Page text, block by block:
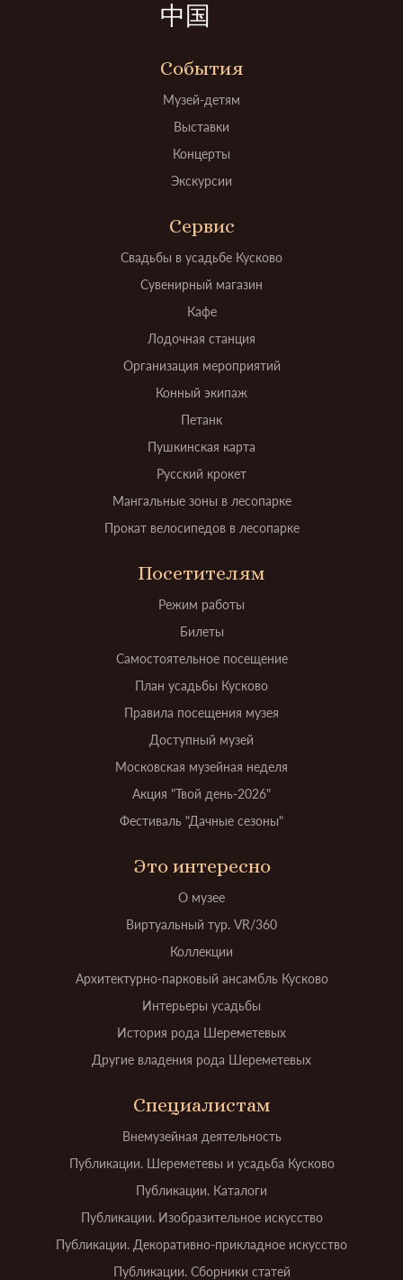
中国
События
Музей-детям
Выставки
Концерты
Экскурсии
Сервис
Свадьбы в усадьбе Кусково
Сувенирный магазин
Кафе
Лодочная станция
Организация мероприятий
Конный экипаж
Петанк
Пушкинская карта
Русский крокет
Мангальные зоны в лесопарке
Прокат велосипедов в лесопарке
Посетителям
Режим работы
Билеты
Самостоятельное посещение
План усадьбы Кусково
Правила посещения музея
Доступный музей
Московская музейная неделя
Акция "Твой день-2026"
Фестиваль "Дачные сезоны"
Это интересно
О музее
Виртуальный тур. VR/360
Коллекции
Архитектурно-парковый ансамбль Кусково
Интерьеры усадьбы
История рода Шереметевых
Другие владения рода Шереметевых
Специалистам
Внемузейная деятельность
Публикации. Шереметевы и усадьба Кусково
Публикации. Каталоги
Публикации. Изобразительное искусство
Публикации. Декоративно-прикладное искусство
Публикации. Сборники статей